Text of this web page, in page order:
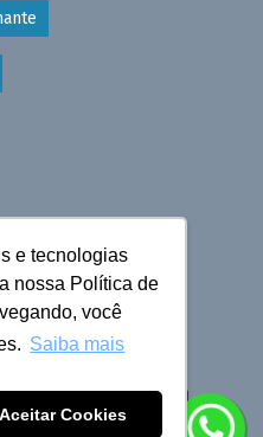
e tecnologias
nossa Política de
você
Saiba mais
Aceitar Cookies
© 2025 Cruzeiro do Sul